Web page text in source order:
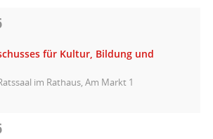
für Kultur, Bildung und
im Rathaus, Am Markt 1